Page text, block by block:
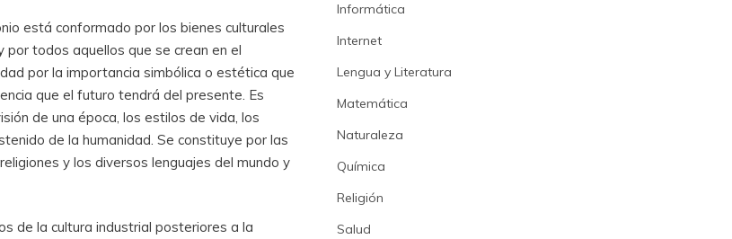
está conformado por los bienes culturales
por todos aquellos que se crean en el
por la importancia simbólica o estética que
que el futuro tendrá del presente. Es
de una época, los estilos de vida, los
de la humanidad. Se constituye por las
y los diversos lenguajes del mundo y
de la cultura industrial posteriores a la
Informática
Internet
Lengua y Literatura
Matemática
Naturaleza
Química
Religión
Salud